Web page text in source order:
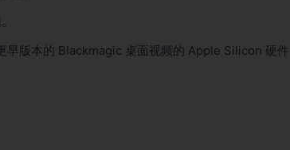
版本的 Blackmagic 桌面视频的 Apple Silicon 硬件